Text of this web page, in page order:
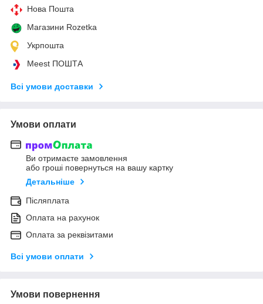
Нова Пошта
Магазини Rozetka
Укрпошта
Meest ПОШТА
Всі умови доставки
Умови оплати
Ви отримаєте замовлення
або гроші повернуться на вашу картку
Детальніше
Післяплата
Оплата на рахунок
Оплата за реквізитами
Всі умови оплати
Умови повернення